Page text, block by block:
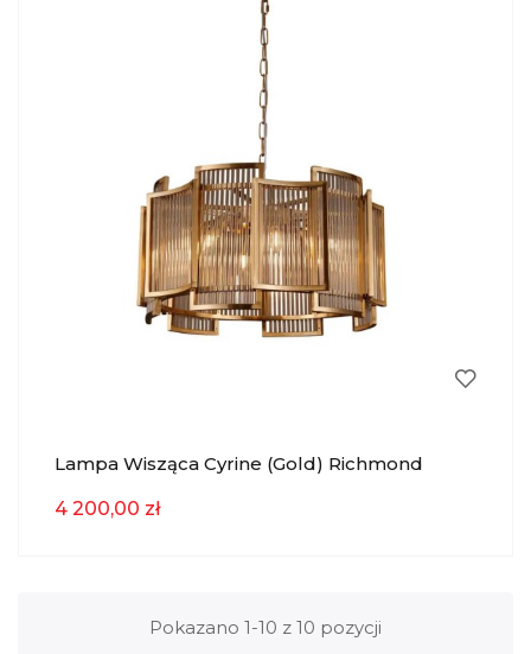
Lampa Wisząca Cyrine (Gold) Richmond
4 200,00 zł
Pokazano 1-10 z 10 pozycji